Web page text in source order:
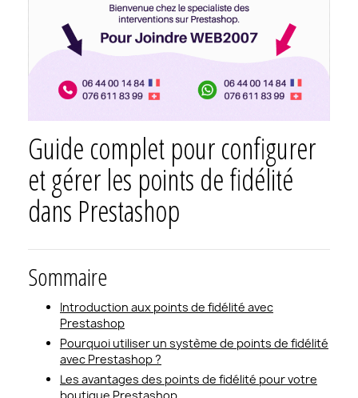
Guide complet pour configurer
et gérer les points de fidélité
dans Prestashop
Sommaire
Introduction aux points de fidélité avec
Prestashop
Pourquoi utiliser un système de points de fidélité
avec Prestashop ?
Les avantages des points de fidélité pour votre
boutique Prestashop